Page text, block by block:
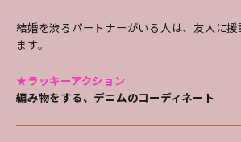
結婚を渋るパートナーがいる人は、友人に
ます。
★ラッキーアクション
編み物をする、デニムのコーディネート